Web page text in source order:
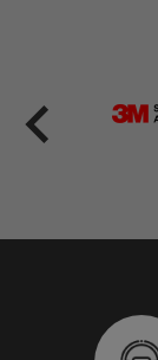
